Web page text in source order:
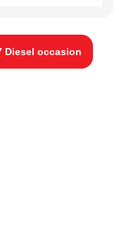
Diesel occasion